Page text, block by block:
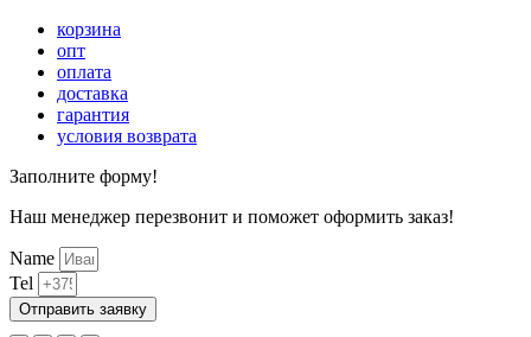
корзина
опт
оплата
доставка
гарантия
условия возврата
Заполните форму!
Наш менеджер перезвонит и поможет оформить заказ!
Name
Tel
Отправить заявку